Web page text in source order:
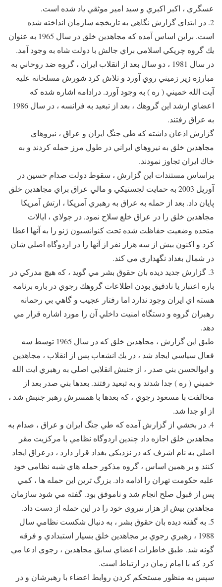
عسگري ، اكبر اكبري و سيد امير موثقي ياد شده است.
2. در ابتداي گزارش نگاهي به تاريخچه سازمان انداخته شده
است. براين اساس آمده كه مجاهدين خلق در سال 1965 به عنوان
يك گروه چريكي اسلامي براي جالش با دولت شاه به وجود آمد.
در سال 1981 ، دو سال بعد از انقلاب ايران ، گروه ضد روحاني به
مبارزه زير زميني روي آورد و تلاش كرد شورش مسلحانه عليه
آيت الله خميني ( ره ) به وجود آورد. درادامه اشاره شده كه
اعضاي ارشد اين گروهك ، بعد از تبعيد به فرانسه ، در سال 1986
به عراق رفتند.
گزارش اذعان داشته كه طي جنگ ايران و عراق ، نيروهاي
مجاهدين خلق به نيروهاي ايراني در طول مرز حمله كردند و به
خاك ايران تجاوز نمودند.
براساس مستندات اين گزارش ، سقوط دولت صدام حسين در
آوريل 2003 به حمايت لجستيكي و مالي عراق براي مجاهدين خلق
پايان داد. بعد از حمله به عراق به رهبري آمريكا ، ارتش آمريكا
مجاهدين خلق را در عراق خلع سلاح نمود. در جولاي ، ايالات
متحده وضعيت حفاظت شده تحت كنوانسيون ژنو را به آنها اعطا
كرد و اكنون بيش از سه هزار نفر از آنها را در اردوگاه اصلي شان
در شمال بغداد نگهداري مي كند.
3. گزارش جديد ديده بان حقوق بشر مي گويد ، كه هيچ مدركي در
باره اعتبار يا نادقيق بودن اطلاعات گروهك رجوي در باره برنامه
هسته اي ايران وجود ندارد اما رفتار عجيب و گاهي بي رحمانه
رهبران گروه و دستگاه امنيت داخلي آن را مورد اشاره قرار مي
دهد.
طبق اين گزارش ، مجاهدين خلق كه در سال 1965 توسط سه
فعال سياسي ايجاد شد ، در يك انشعاب پس از انقلاب ، مجاهدين
و ابوالحسن بني صدر ، از جنبش انقلابي اصلي به رهبري ايت الله
خميني ( ره ) جدا شدند و به تبعيد رفتند. بعدها بني صدر بعد از
مخالفت با مسعود رجوي ، كه بعدها با همسرش رهبر جنبش شد ،
از او جدا شد.
4. در بخشي از گزارش آمده كه طي جنگ ايران و عراق ، صدام به
مجاهدين خلق اجازه داد چندين اردوگاه نظامي با مركزيت مقر
اصلي به نام اشرف كه در نزديكي بغداد قرار دارد ، درعراق ايجاد
كنند و بر همين اساس ، گروه مذكور حمله هاي شبه نظامي خود
عليه حكومت تهران را ادامه داد. بزرگ ترين اين حمله ها ، كمي
پس از قبول صلح انجام شد و ناموفق بود. گفته مي شود سازمان
مجاهدين بيش از هزار نيروی خود را در اين حمله از دست داد.
5. به گفته ديده بان حقوق بشر ، به دنبال شكست نظامي سال
1988 ، رهبري رجوي بر مجاهدين خلق بسيار استبدادي و فرقه
گونه شد. طبق خاطرات اعضاي سابق مجاهدين ، رجوي ادعا مي
كرد كه با امام زمان در ارتباط است.
سپس به منظور مستحكم كردن روابط اعضاء با رهبرشان و در